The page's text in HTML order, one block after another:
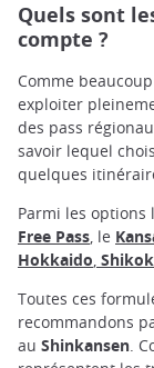
Quels sont
compte ?
Comme
exploiter
des pass
savoir lequel
quelques
Parmi les options
Free Pass, le
Hokkaido,
Toutes ces
recommandons
au Shinkansen.